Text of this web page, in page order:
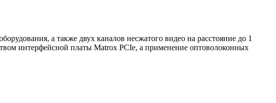
а также двух каналов несжатого видео на расстояние до 1
интерфейсной платы Matrox PCIe, а применение оптоволоконных